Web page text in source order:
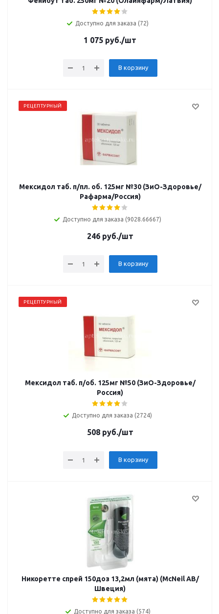
Доступно для заказа (72)
1 075 руб./шт
В корзину
РЕЦЕПТУРНЫЙ
Мексидол таб. п/пл. об. 125мг №30 (ЗиО-Здоровье/
Рафарма/Россия)
Доступно для заказа (9028.66667)
246руб./шт
В корзину
РЕЦЕПТУРНЫЙ
Мексидол таб. п/об. 125мг №50 (ЗиО-Здоровье/
Россия)
Доступно для заказа (2724)
508руб./шт
В корзину
Никоретте спрей 150доз 13,2мл (мята) (McNeil AB/
Швеция)
Доступно для заказа (574)